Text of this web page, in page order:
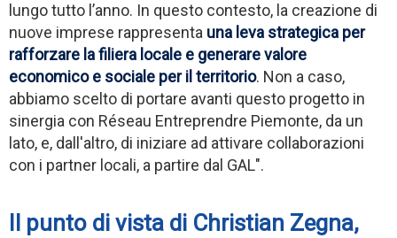
lungo tutto l’anno. In questo contesto, la creazione di
nuove imprese rappresenta una leva strategica per
rafforzare la filiera locale e generare valore
economico e sociale per il territorio. Non a caso,
abbiamo scelto di portare avanti questo progetto in
sinergia con Réseau Entreprendre Piemonte, da un
lato, e, dall'altro, di iniziare ad attivare collaborazioni
con i partner locali, a partire dal GAL".
Il punto di vista di Christian Zegna,